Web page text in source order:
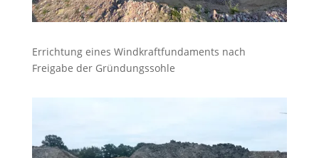
Errichtung eines Windkraftfundaments nach
Freigabe der Gründungssohle